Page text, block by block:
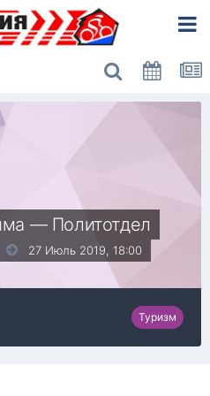
— Политотдел
27 Июль 2019, 18:00
Туризм